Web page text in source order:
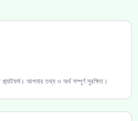
আপনার তথ্য ও অর্থ সম্পূর্ণ সুরক্ষিত।